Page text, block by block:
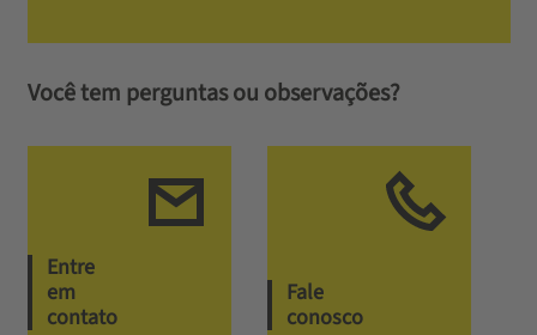
Você tem perguntas ou observações?
Entre
em
contato
Fale
conosco